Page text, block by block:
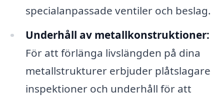
specialanpassade ventiler och beslag.
Underhåll av metallkonstruktioner:
För att förlänga livslängden på dina
metallstrukturer erbjuder plåtslagare
inspektioner och underhåll för att